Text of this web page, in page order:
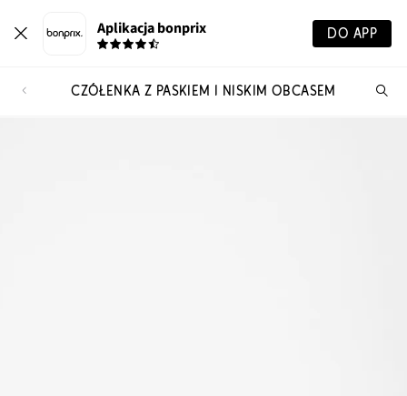
Aplikacja bonprix DO APP
CZÓŁENKA Z PASKIEM I NISKIM OBCASEM